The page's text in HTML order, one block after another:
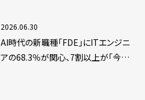
2026.06.30
AI時代の新職種「FDE」にITエンジニ
アの68.3％が関心、7割以上が「今後